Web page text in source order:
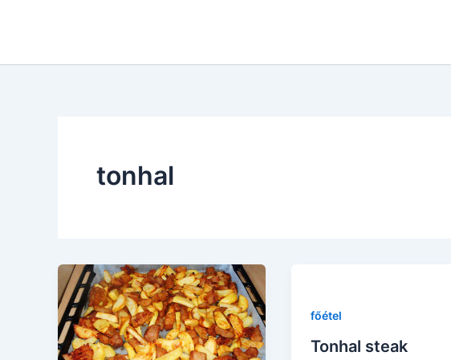
tonhal
főétel
Tonhal steak